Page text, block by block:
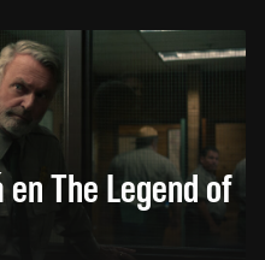
The Legend of